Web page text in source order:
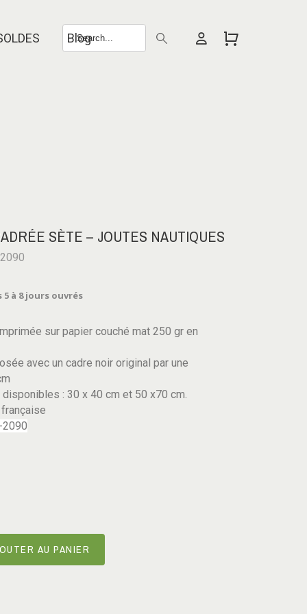
Blog
SÈTE – JOUTES NAUTIQUES
à 8 jours ouvrés
sur papier couché mat 250 gr en
avec un cadre noir original par une
: 30 x 40 cm et 50 x70 cm.
2090
AU PANIER